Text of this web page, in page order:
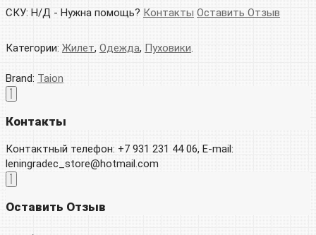
СКУ: Н/Д - Нужна помощь? Контакты Оставить Отзыв
Категории: Жилет, Одежда, Пуховики.
Brand: Taion
Контакты
Контактный телефон: +7 931 231 44 06, E-mail:
leningradec_store@hotmail.com
Оставить Отзыв